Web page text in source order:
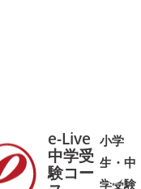
e-Live
中学受
験コー
小学
生・中
学受験
➜➜